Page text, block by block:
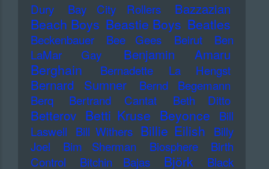
Dury
Bay City Rollers Bazzazian
Beach Boys Beastie Boys Beatles
Beckenbauer Bee Gees Beirut
Ben
LaMar Gay
Benjamin Amaru
Berghain Bernadette La Hengst
Bernard Sumner
Bernd Begemann
Berq
Bertrand Cantat Beth Ditto
Betterov Betti Kruse Beyonce
Bill
Laswell
Bill Withers Billie Eilish
Billy
Joel
Bim Sherman Biosphere
Birth
Control
Bitchin Bajas Björk
Black